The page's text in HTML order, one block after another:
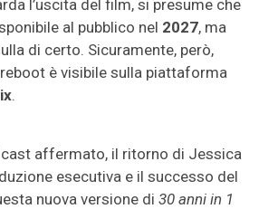
l’uscita del film, si presume che
al pubblico nel 2027, ma
di certo. Sicuramente, però,
è visibile sulla piattaforma
.
affermato, il ritorno di Jessica
esecutiva e il successo del
nuova versione di 30 anni in 1